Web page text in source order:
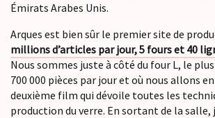
Émirats Arabes Unis.
Arques est bien sûr le premier site de
millions d’articles par jour, 5 fours et 40
Nous sommes juste à côté du four L, le
700 000 pièces par jour et où nous allons
deuxième film qui dévoile toutes les
production du verre. En sortant de la salle,